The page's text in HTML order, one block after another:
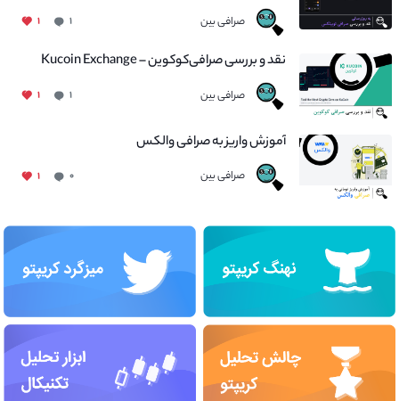
صرافی بین ۱ ۱
نقد و بررسی صرافی‌کوکوین – Kucoin Exchange
صرافی بین ۱ ۱
آموزش واریز به صرافی والکس
صرافی بین ۰ ۱